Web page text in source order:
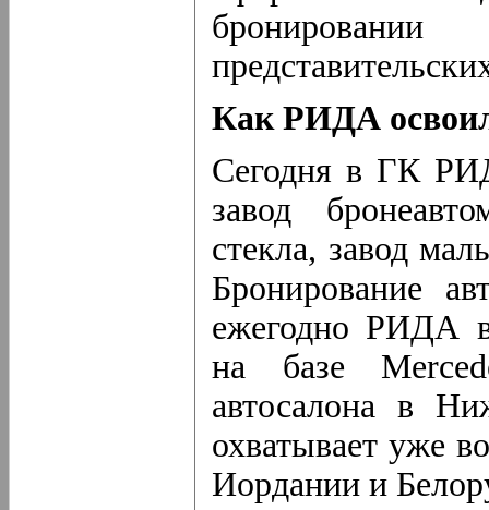
Как РИДА
Сегодня в ГК
завод
стекла, завод
Бронирование
ежегодно РИДА
на базе
автосалона в
охватывает уже
Иордании и